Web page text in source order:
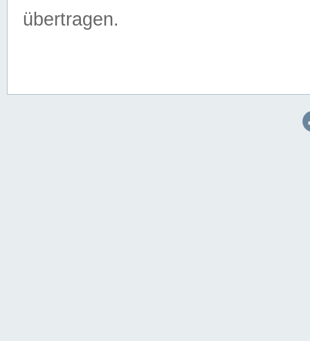
übertragen.